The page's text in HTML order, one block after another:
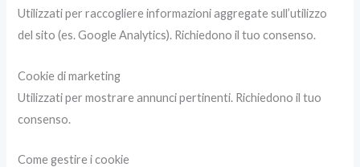
Utilizzati per raccogliere informazioni aggregate sull’utilizzo
del sito (es. Google Analytics). Richiedono il tuo consenso.
Cookie di marketing
Utilizzati per mostrare annunci pertinenti. Richiedono il tuo
consenso.
Come gestire i cookie